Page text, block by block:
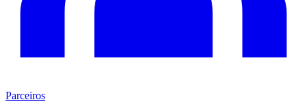
Parceiros